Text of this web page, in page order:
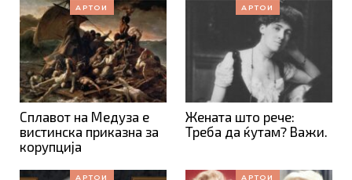
АРТОИ
Сплавот на Медуза е
вистинска приказна за
корупција
АРТОИ
Жената што рече:
Треба да ќутам? Важи.
АРТОИ АРТОИ